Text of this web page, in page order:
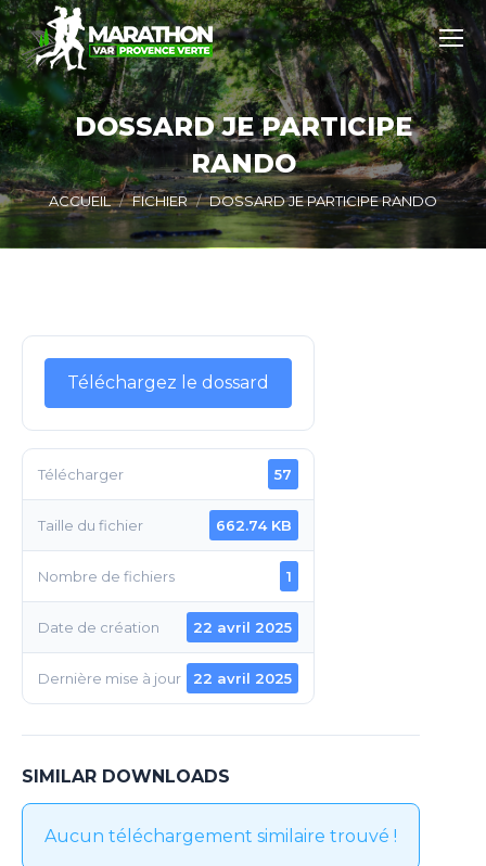
DOSSARD JE PARTICIPE
RANDO
Vous êtes ici :
ACCUEIL FICHIER DOSSARD JE PARTICIPE RANDO
Téléchargez le dossard
Télécharger 57
Taille du fichier 662.74 KB
Nombre de fichiers 1
Date de création 22 avril 2025
Dernière mise à jour 22 avril 2025
SIMILAR DOWNLOADS
Aucun téléchargement similaire trouvé !